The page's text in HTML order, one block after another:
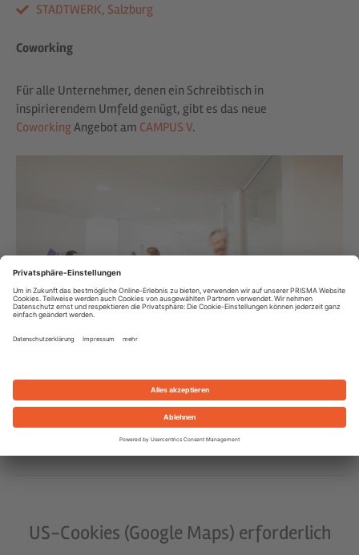
STADTWERK, Salzburg
Coworking
Für alle Unternehmer, denen ein Schreibtisch in
inspirierendem Umfeld genügt, gibt es das neue
Coworking Angebot am CAMPUS V.
US-Cookies (Google Maps) erforderlich